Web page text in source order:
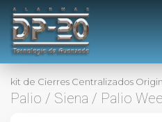
kit de Cierres Centralizados
Palio / Siena / Palio